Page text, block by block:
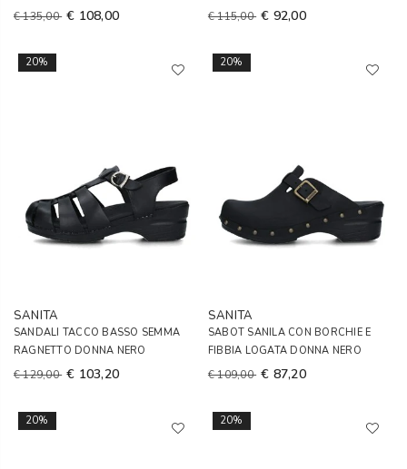
€ 135,00 € 108,00 € 115,00 € 92,00
20%
SANITA
SANDALI TACCO BASSO SEMMA
RAGNETTO DONNA NERO
€ 129,00 € 103,20
20%
SANITA
SABOT SANILA CON BORCHIE E
FIBBIA LOGATA DONNA NERO
€ 109,00 € 87,20
20% 20%